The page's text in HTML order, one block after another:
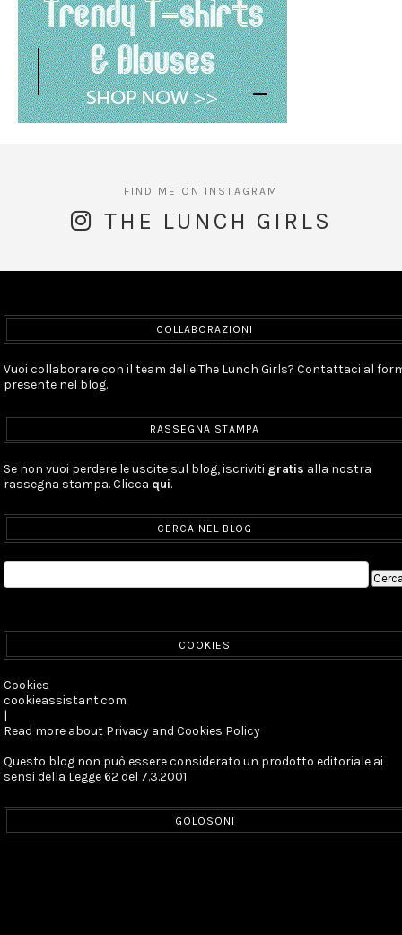
THE LUNCH GIRLS
COLLABORAZIONI
Vuoi collaborare con il team delle The Lunch Girls? Contattaci al
presente nel blog.
RASSEGNA STAMPA
Se non vuoi perdere le uscite sul blog, iscriviti gratis alla nostra
rassegna stampa. Clicca qui.
CERCA NEL BLOG
COOKIES
Cookies
cookieassistant.com
|
Read more about Privacy and Cookies Policy
Questo blog non può essere considerato un prodotto editoriale ai
sensi della Legge 62 del 7.3.2001
GOLOSONI